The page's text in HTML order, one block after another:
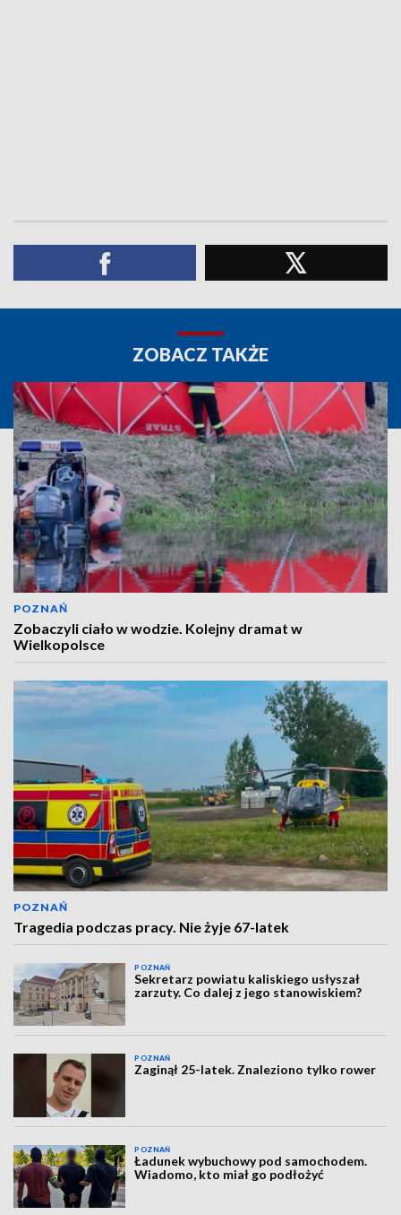
ZOBACZ TAKŻE
POZNAŃ
Zobaczyli ciało w wodzie. Kolejny dramat w
Wielkopolsce
POZNAŃ
Tragedia podczas pracy. Nie żyje 67-latek
POZNAŃ
Sekretarz powiatu kaliskiego usłyszał
zarzuty. Co dalej z jego stanowiskiem?
POZNAŃ
Zaginął 25-latek. Znaleziono tylko rower
POZNAŃ
Ładunek wybuchowy pod samochodem.
Wiadomo, kto miał go podłożyć